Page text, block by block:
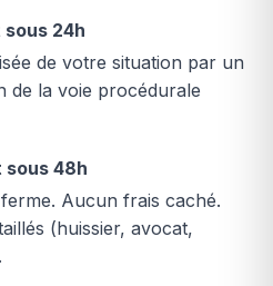
24h
de votre situation par un
de la voie procédurale
48h
Aucun frais caché.
(huissier, avocat,